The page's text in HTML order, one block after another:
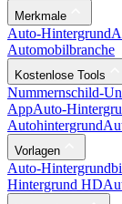
Merkmale
Auto-Hintergrund
Automobilbranche
Kostenlose Tools
Nummernschild-
AppAuto-
Autohintergrund
Vorlagen
Auto-
Hintergrund HD